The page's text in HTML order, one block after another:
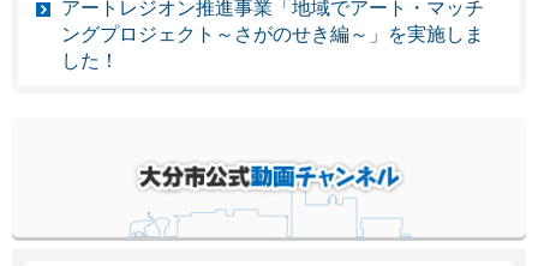
アートレジオン推進事業「地域でアート・マッチ
ングプロジェクト～さがのせき編～」を実施しま
した！